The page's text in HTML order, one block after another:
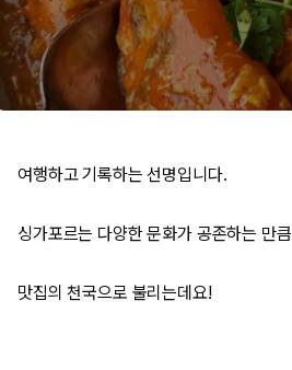
여행하고 기록하는 선명입니다.
싱가포르는 다양한 문화가 공존하는 만큼
맛집의 천국으로 불리는데요!